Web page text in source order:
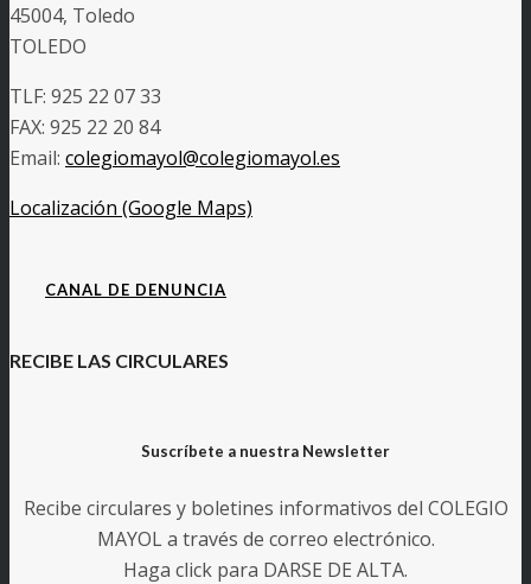
45004, Toledo
TOLEDO
TLF: 925 22 07 33
FAX: 925 22 20 84
Email: colegiomayol@colegiomayol.es
Localización (Google Maps)
CANAL DE DENUNCIA
RECIBE LAS CIRCULARES
Suscríbete a nuestra Newsletter
Recibe circulares y boletines informativos del COLEGIO
MAYOL a través de correo electrónico.
Haga click para DARSE DE ALTA.